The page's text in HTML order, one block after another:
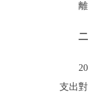
離退
2025
支出對